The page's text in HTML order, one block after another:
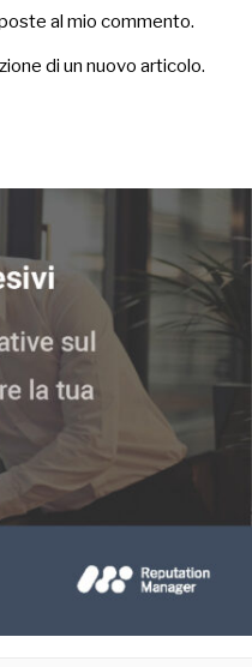
al mio commento.
di un nuovo articolo.